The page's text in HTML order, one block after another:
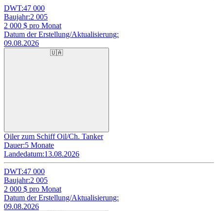
DWT:47 000
Baujahr:2 005
2 000 $ pro Monat
Datum der Erstellung/Aktualisierung:
09.08.2026
🇺🇦
Oiler zum Schiff Oil/Ch. Tanker
Dauer:5 Monate
Landedatum:13.08.2026
DWT:47 000
Baujahr:2 005
2 000 $ pro Monat
Datum der Erstellung/Aktualisierung:
09.08.2026